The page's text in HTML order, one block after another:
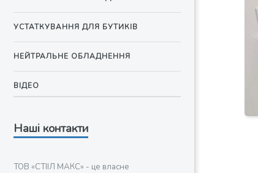
УСТАТКУВАННЯ ДЛЯ БУТИКІВ
НЕЙТРАЛЬНЕ ОБЛАДНЕННЯ
ВІДЕО
Наші контакти
ТОВ «СТІІЛ МАКС» - це власне